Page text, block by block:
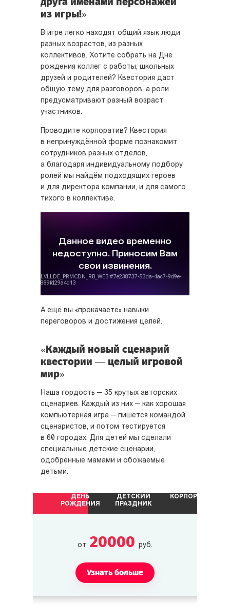
из игры!»
В игре легко находят общий язык люди
разных возрастов, из разных
коллективов. Хотите собрать на Дне
рождения коллег с работы, школьных
друзей и родителей? Квестория даст
общую тему для разговоров, а роли
предусматривают разный возраст
участников.
Проводите корпоратив? Квестория
в непринуждённой форме познакомит
сотрудников разных отделов,
а благодаря индивидуальному подбору
ролей мы найдём подходящих героев
и для директора компании, и для самого
тихого в коллективе.
А ещё вы «прокачаете» навыки
переговоров и достижения целей.
«Каждый новый сценарий
квестории — целый игровой
мир»
Наша гордость — 35 крутых авторских
сценариев. Каждый из них — как хорошая
компьютерная игра — пишется командой
сценаристов, и потом тестируется
в 60 городах. Для детей мы сделали
специальные детские сценарии,
одобренные мамами и обожаемые
детьми.
ДЕНЬ
РОЖДЕНИЯ
ДЕТСКИЙ
ПРАЗДНИК
КОРПОРАТИВ
от 20000 руб.
Узнать больше